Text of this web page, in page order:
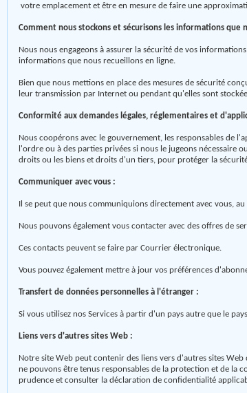
votre emplacement et être en mesure de faire une
Comment nous stockons et sécurisons les informations que
Nous nous engageons à assurer la sécurité de vos
informations que nous recueillons en ligne.
Bien que nous mettions en place des mesures de sécurité
leur transmission par Internet ou pendant qu'elles sont
Conformité aux demandes légales, réglementaires et
Nous coopérons avec le gouvernement, les responsables de
l'ordre ou à des parties privées si nous le jugeons
droits ou les biens et droits d'un tiers, pour protéger la
Communiquer avec vous :
Il se peut que nous communiquions directement avec vous,
Nous pouvons également vous contacter avec des offres de
Ces contacts peuvent se faire par Courrier électronique.
Vous pouvez également mettre à jour vos préférences
Transfert de données personnelles à l'étranger :
Si vous utilisez nos Services à partir d'un pays autre que le
Liens vers d'autres sites Web :
Notre site Web peut contenir des liens vers d'autres sites
ne pouvons être tenus responsables de la protection et de la
prudence et consulter la déclaration de confidentialité